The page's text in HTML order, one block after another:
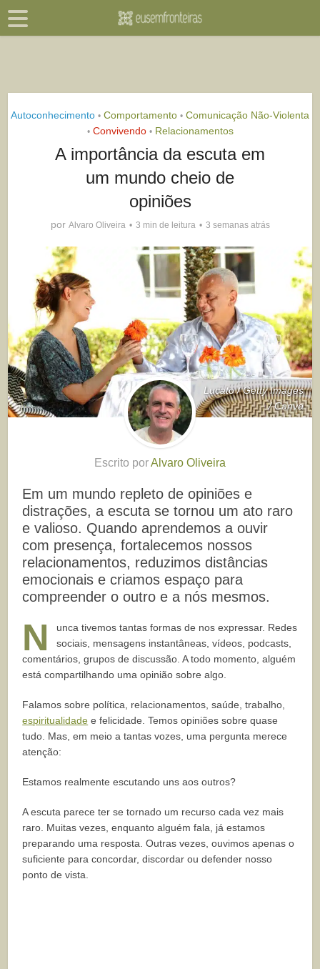
Autoconhecimento • Comportamento • Comunicação Não-Violenta
• Convivendo • Relacionamentos
A importância da escuta em
um mundo cheio de
opiniões
por Alvaro Oliveira 3 min de leitura 3 semanas atrás
Lucato / Getty Images
/ Canva
Escrito porAlvaro Oliveira
Em um mundo repleto de opiniões e
distrações, a escuta se tornou um ato raro
e valioso. Quando aprendemos a ouvir
com presença, fortalecemos nossos
relacionamentos, reduzimos distâncias
emocionais e criamos espaço para
compreender o outro e a nós mesmos.
N
unca tivemos tantas formas de nos expressar. Redes
sociais, mensagens instantâneas, vídeos, podcasts,
comentários, grupos de discussão. A todo momento, alguém
está compartilhando uma opinião sobre algo.
Falamos sobre política, relacionamentos, saúde, trabalho,
espiritualidade e felicidade. Temos opiniões sobre quase
tudo. Mas, em meio a tantas vozes, uma pergunta merece
atenção:
Estamos realmente escutando uns aos outros?
A escuta parece ter se tornado um recurso cada vez mais
raro. Muitas vezes, enquanto alguém fala, já estamos
preparando uma resposta. Outras vezes, ouvimos apenas o
suficiente para concordar, discordar ou defender nosso
ponto de vista.